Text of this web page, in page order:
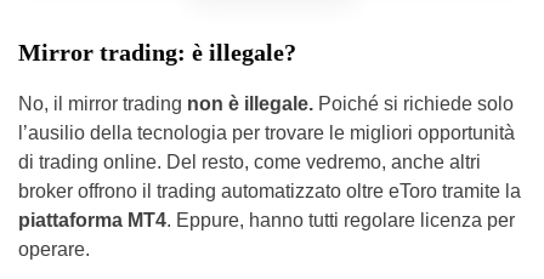
Mirror trading: è illegale?
No, il mirror trading non è illegale. Poiché si richiede solo
l’ausilio della tecnologia per trovare le migliori opportunità
di trading online. Del resto, come vedremo, anche altri
broker offrono il trading automatizzato oltre eToro tramite la
piattaforma MT4. Eppure, hanno tutti regolare licenza per
operare.